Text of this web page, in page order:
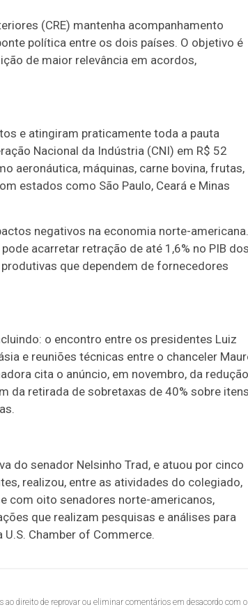
(CRE) mantenha acompanhamento
política entre os dois países. O objetivo é
de maior relevância em acordos,
e atingiram praticamente toda a pauta
Nacional da Indústria (CNI) em R$ 52
aeronáutica, máquinas, carne bovina, frutas,
estados como São Paulo, Ceará e Minas
negativos na economia norte-
acarretar retração de até 1,6% no PIB
que dependem de fornecedores
o encontro entre os presidentes Luiz
e reuniões técnicas entre o chanceler
cita o anúncio, em novembro, da
da retirada de sobretaxas de 40% sobre
do senador Nelsinho Trad, e atuou por cinco
realizou, entre as atividades do colegiado,
com oito senadores norte-americanos,
que realizam pesquisas e análises para
Chamber of Commerce.
direito de reprovar ou eliminar comentários em desacordo com o